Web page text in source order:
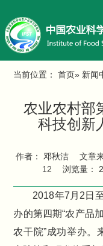
当前位置：首页» 新闻
农业农村部
科技创新
作者： 邓秋洁 文章
12
浏览量：
2018年7月2日
办的第四期“农产品
农干院”成功举办。